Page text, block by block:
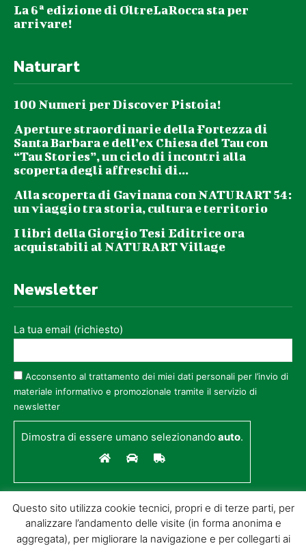
La 6ª edizione di OltreLaRocca sta per
arrivare!
Naturart
100 Numeri per Discover Pistoia!
Aperture straordinarie della Fortezza di
Santa Barbara e dell’ex Chiesa del Tau con
“Tau Stories”, un ciclo di incontri alla
scoperta degli affreschi di...
Alla scoperta di Gavinana con NATURART 54:
un viaggio tra storia, cultura e territorio
I libri della Giorgio Tesi Editrice ora
acquistabili al NATURART Village
Newsletter
La tua email (richiesto)
Acconsento al trattamento dei miei dati personali per l’invio di
materiale informativo e promozionale tramite il servizio di
newsletter
Dimostra di essere umano selezionandoauto.
Questo sito utilizza cookie tecnici, propri e di terze parti, per
analizzare l’andamento delle visite (in forma anonima e
aggregata), per migliorare la navigazione e per collegarti ai